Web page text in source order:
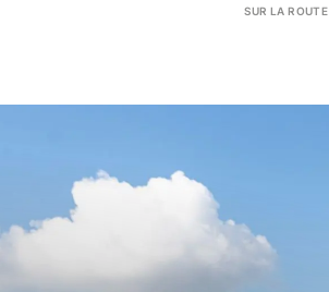
SUR LA ROUTE